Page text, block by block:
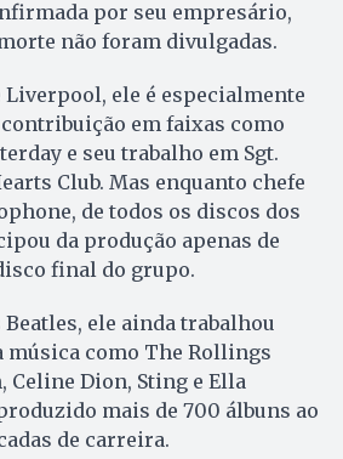
por seu empresário,
não foram divulgadas.
Liverpool, ele é especialmente
em faixas como
e seu trabalho em Sgt.
Club. Mas enquanto chefe
de todos os discos dos
da produção apenas de
final do grupo.
ele ainda trabalhou
música como The Rollings
Celine Dion, Sting e Ella
mais de 700 álbuns ao
de carreira.